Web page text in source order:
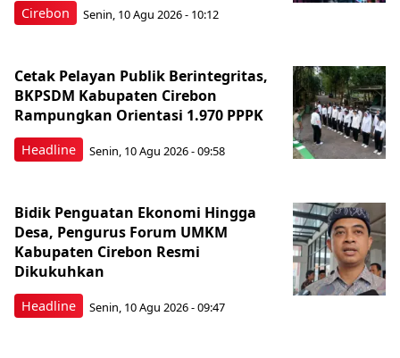
Cirebon Senin, 10 Agu 2026 - 10:12
Headline
Cetak Pelayan Publik Berintegritas,
BKPSDM Kabupaten Cirebon
Rampungkan Orientasi 1.970 PPPK
Senin, 10 Agu 2026 - 09:58
Headline
Bidik Penguatan Ekonomi Hingga
Desa, Pengurus Forum UMKM
Kabupaten Cirebon Resmi
Dikukuhkan
Senin, 10 Agu 2026 - 09:47